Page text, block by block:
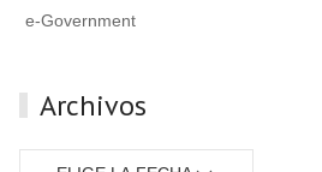
e-Government
Archivos